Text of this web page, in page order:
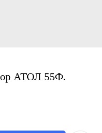
АТОЛ 55Ф.